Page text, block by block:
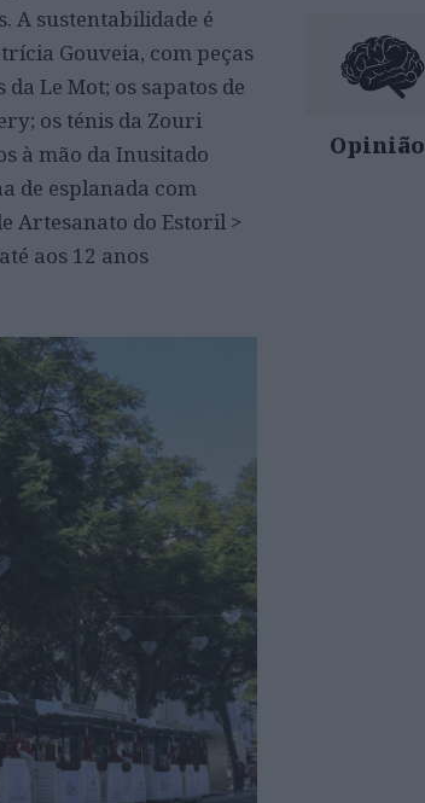
A sustentabilidade é
Gouveia, com peças
Le Mot; os sapatos de
os ténis da Zouri
à mão da Inusitado
de esplanada com
Artesanato do Estoril >
aos 12 anos
Opinião